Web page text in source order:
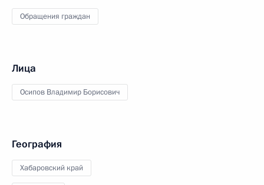
Обращения граждан
Лица
Осипов Владимир Борисович
География
Хабаровский край